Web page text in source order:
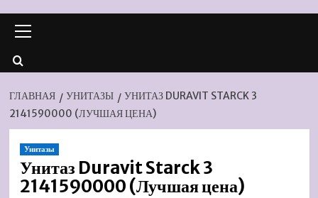
меню
ГЛАВНАЯ УНИТАЗЫ
УНИТАЗ DURAVIT STARCK 3
2141590000 (ЛУЧШАЯ ЦЕНА)
Унитазы
Унитаз Duravit Starck 3
2141590000 (Лучшая цена)